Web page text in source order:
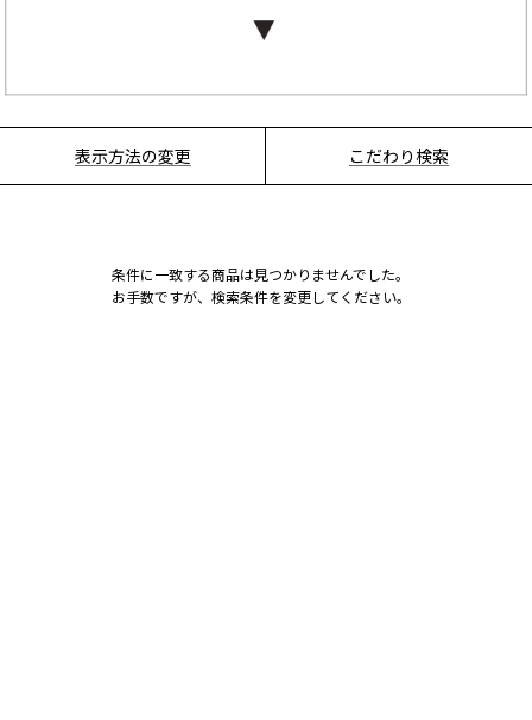
表示方法の変更 こだわり検索
条件に一致する商品は見つかりませんでした。
お手数ですが、検索条件を変更してください。